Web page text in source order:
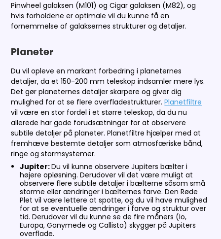
Pinwheel galaksen (M101) og Cigar galaksen (M82), og
hvis forholdene er optimale vil du kunne få en
fornemmelse af galaksernes strukturer og detaljer.
Planeter
Du vil opleve en markant forbedring i planeternes
detaljer, da et 150-200 mm teleskop indsamler mere lys.
Det gør planeternes detaljer skarpere og giver dig
mulighed for at se flere overfladestrukturer.Planetfiltre
vil være en stor fordel i et større teleskop, da du nu
allerede har gode forudsætninger for at observere
subtile detaljer på planeter. Planetfiltre hjælper med at
fremhæve bestemte detaljer som atmosfæriske bånd,
ringe og stormsystemer.
Jupiter:Du vil kunne observere Jupiters bælter i
højere opløsning. Derudover vil det være muligt at
observere flere subtile detaljer i bælterne såsom små
storme eller ændringer i bælternes farve. Den Røde
Plet vil være lettere at spotte, og du vil have mulighed
for at se eventuelle ændringer i farve og struktur over
tid. Derudover vil du kunne se de fire måners (Io,
Europa, Ganymede og Callisto) skygger på Jupiters
overflade.